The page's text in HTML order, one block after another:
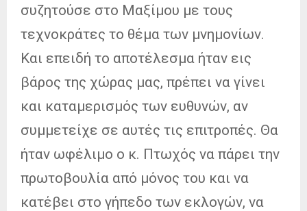
συζητούσε στο Μαξίμου με τους
τεχνοκράτες το θέμα των μνημονίων.
Και επειδή το αποτέλεσμα ήταν εις
βάρος της χώρας μας, πρέπει να γίνει
και καταμερισμός των ευθυνών, αν
συμμετείχε σε αυτές τις επιτροπές. Θα
ήταν ωφέλιμο ο κ. Πτωχός να πάρει την
πρωτοβουλία από μόνος του και να
κατέβει στο γήπεδο των εκλογών, να